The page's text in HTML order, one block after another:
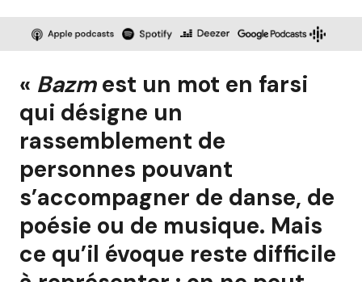
« Bazmest un mot en farsi
qui désigne un
rassemblement de
personnes pouvant
s’accompagner de danse, de
poésie ou de musique. Mais
ce qu’il évoque reste difficile